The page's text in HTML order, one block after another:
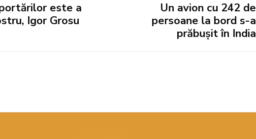
este a
Igor Grosu
Un avion cu 242 de
persoane la bord s-a
prăbușit în India